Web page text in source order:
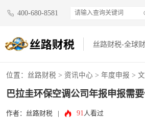
400-680-8581
丝路财税-全球
位置： 丝路财税 > 资讯中心 > 年度申报 >
巴拉圭环保空调公司年报申报需
作者：丝路财税 91人看过